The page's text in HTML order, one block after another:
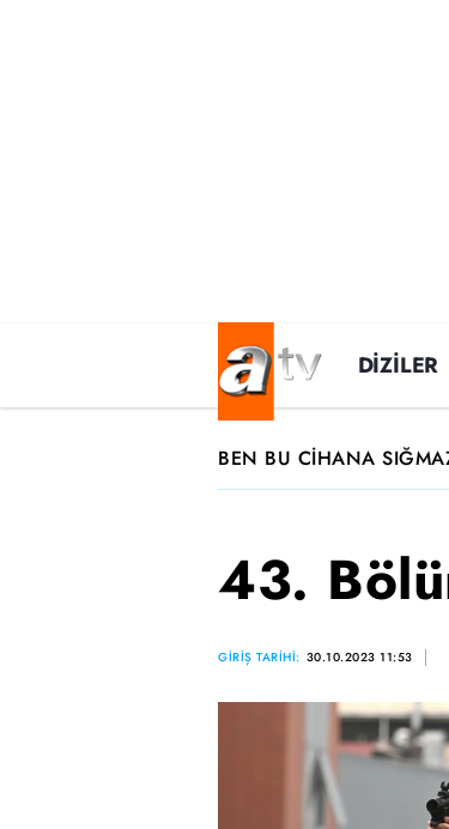
DİZİLER
BEN BU CİHANA
43.
GİRİŞ TARİHİ: 30.10.2023 11:53